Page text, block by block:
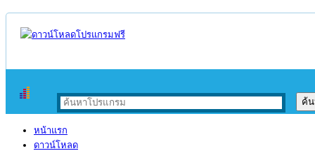
หน้าแรก
ดาวน์โหลด